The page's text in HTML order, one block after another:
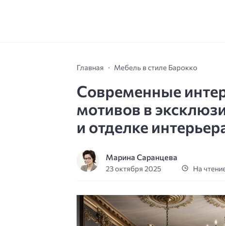
Главная Мебель в стиле Барокко
Современные
мотивов в
и отделке
Марина Саранцева
23 октября 2025 На